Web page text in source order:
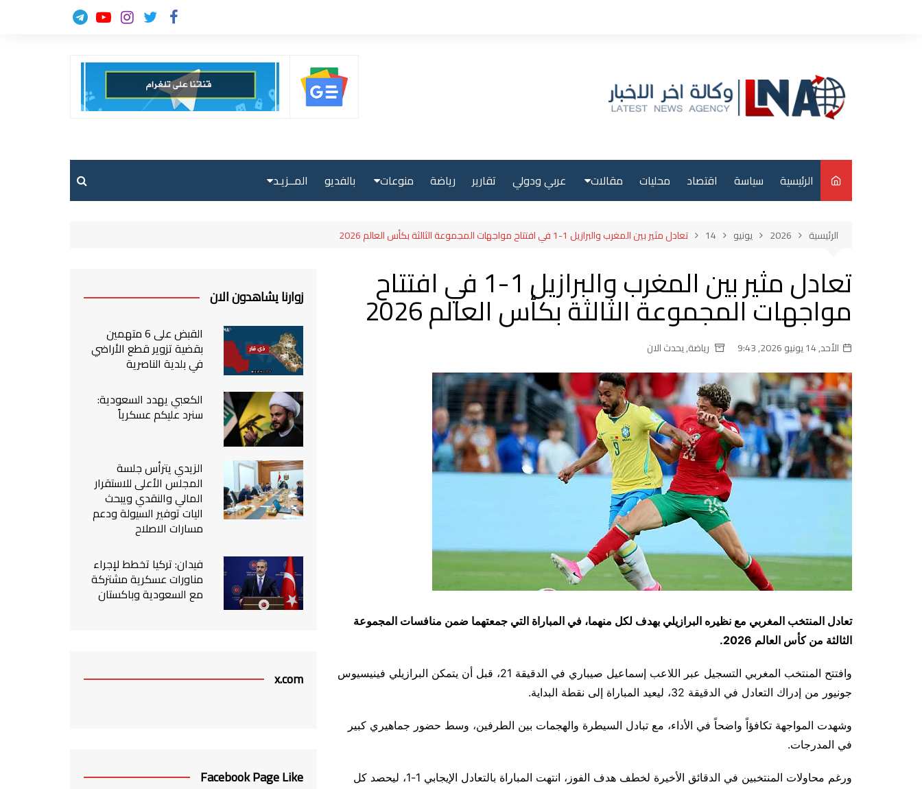
الرئيسية سياسة اقتصاد محليات مقالات
عربية
دولية
عربي ودولي تقارير رياضة منوعات
علوم وتكنولوجيا
سياحة
فن وثقافة
بالفديو المــزيـد
من نحن
اتصل بنا
الرئيسية 2026 يونيو 14 تعادل مثير بين المغرب والبرازيل 1-1 في افتتاح مواجهات المجموعة الثالثة بكأس العالم 2026
تعادل مثير بين المغرب والبرازيل 1-1 في افتتاح
مواجهات المجموعة الثالثة بكأس العالم 2026
الأحد, 14 يونيو 2026, 9:43 رياضة,يحدث الان
تعادل المنتخب المغربي مع نظيره البرازيلي بهدف لكل منهما، في المباراة التي جمعتهما ضمن منافسات المجموعة
الثالثة من كأس العالم 2026.
وافتتح المنتخب المغربي التسجيل عبر اللاعب إسماعيل صيباري في الدقيقة 21، قبل أن يتمكن البرازيلي فينيسيوس
جونيور من إدراك التعادل في الدقيقة 32، ليعيد المباراة إلى نقطة البداية.
وشهدت المواجهة تكافؤاً واضحاً في الأداء، مع تبادل السيطرة والهجمات بين الطرفين، وسط حضور جماهيري كبير
في المدرجات.
ورغم محاولات المنتخبين في الدقائق الأخيرة لخطف هدف الفوز، انتهت المباراة بالتعادل الإيجابي 1-1، ليحصد كل
زوارنا يشاهدون الان
القبض على 6 متهمين
بقضية تزوير قطع الأراضي
في بلدية الناصرية
الكعبي يهدد السعودية:
سنرد عليكم عسكرياً
الزيدي يترأس جلسة
المجلس الأعلى للاستقرار
المالي والنقدي ويبحث
اليات توفير السيولة ودعم
مسارات الاصلاح
فيدان: تركيا تخطط لإجراء
مناورات عسكرية مشتركة
مع السعودية وباكستان
x.com
Facebook Page Like